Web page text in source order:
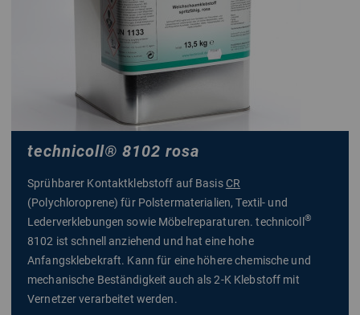
technicoll® 8102 rosa
Sprühbarer Kontaktklebstoff auf BasisCR
(Polychloroprene) für Polstermaterialien, Textil- und
Lederverklebungen sowie Möbelreparaturen. technicoll®
8102 ist schnell anziehend und hat eine hohe
Anfangsklebekraft. Kann für eine höhere chemische und
mechanische Beständigkeit auch als 2-K Klebstoff mit
Vernetzer verarbeitet werden.